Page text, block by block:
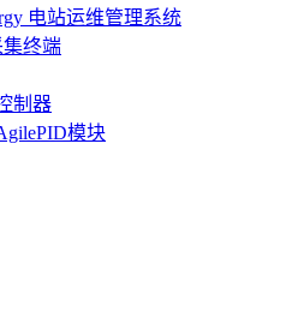
电站运维管理系统
终端
制器
模块